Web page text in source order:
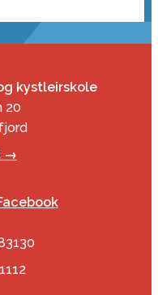
kystleirskole
20
→